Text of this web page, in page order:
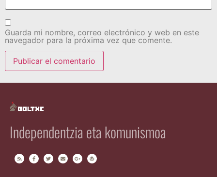
Guarda mi nombre, correo electrónico y web en este
navegador para la próxima vez que comente.
Independentzia eta komunismoa